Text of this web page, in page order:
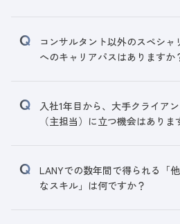
コンサルタント以外のスペシ
へのキャリアパスはありますか
入社1年目から、大手クライア
（主担当）に立つ機会はありま
LANYでの数年間で得られる「
なスキル」は何ですか？